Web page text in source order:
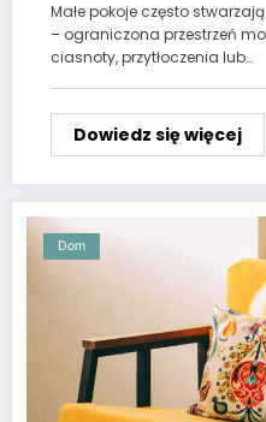
Małe pokoje często
– ograniczona przestrzeń
ciasnoty, przytłoczenia lub…
Dowiedz się więcej
Dom